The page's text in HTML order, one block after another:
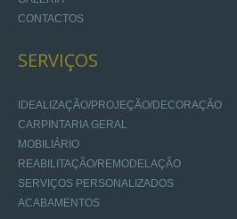
CONTACTOS
SERVIÇOS
IDEALIZAÇÃO/PROJEÇÃO/DECORAÇÃO
CARPINTARIA GERAL
MOBILIÁRIO
REABILITAÇÃO/REMODELAÇÃO
SERVIÇOS PERSONALIZADOS
ACABAMENTOS